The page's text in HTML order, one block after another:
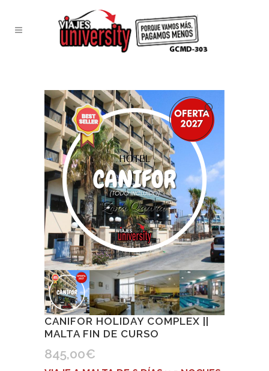
CANIFOR HOLIDAY COMPLEX ||
MALTA FIN DE CURSO
845,00€